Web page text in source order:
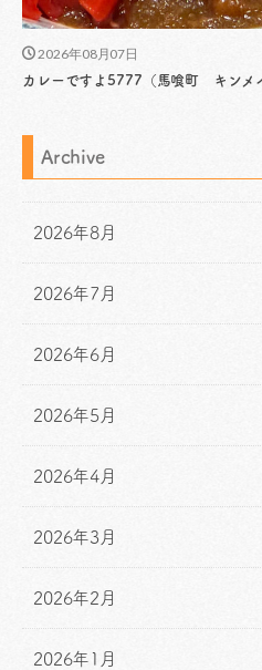
2026年08月07日
カレーですよ5777（馬喰町 キンメ
Archive
2026年8月
2026年7月
2026年6月
2026年5月
2026年4月
2026年3月
2026年2月
2026年1月